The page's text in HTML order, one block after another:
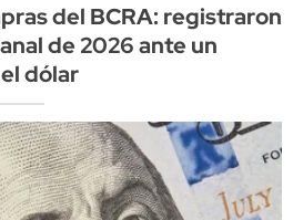
del BCRA: registraron
de 2026 ante un
dólar